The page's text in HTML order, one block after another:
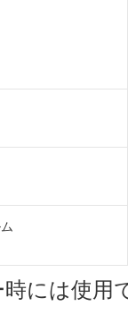
には使用